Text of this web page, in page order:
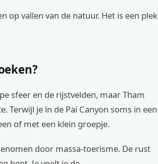
op vallen van de natuur. Het is een plek
sfeer en de rijstvelden, maar Tham
Terwijl je in de Pai Canyon soms in een
of met een klein groepje.
door massa-toerisme. De rust